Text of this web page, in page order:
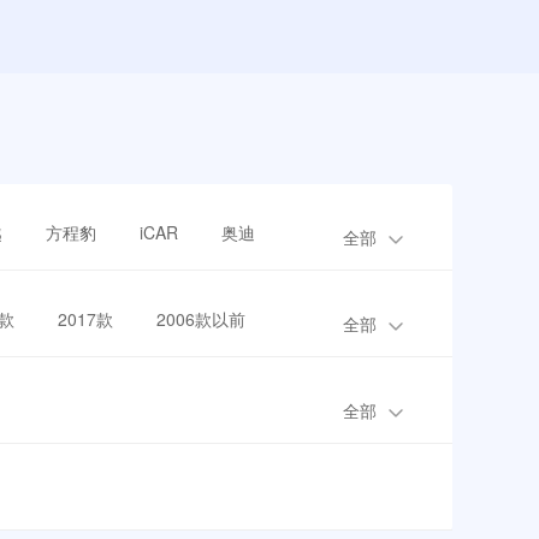
方程豹 iCAR 奥迪 全部
2017款 2006款以前 全部
全部